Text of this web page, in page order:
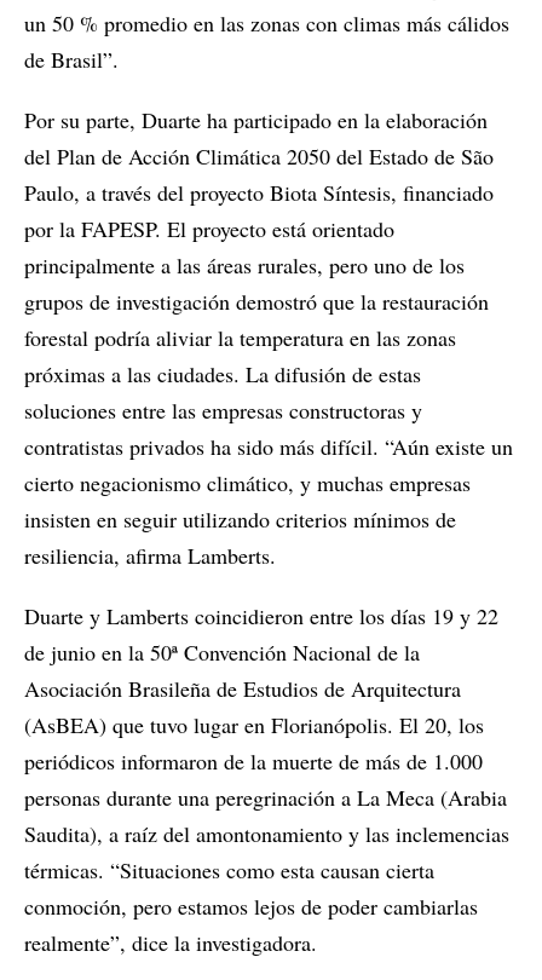
un 50 % promedio en las zonas con climas más cálidos
de Brasil”.
Por su parte, Duarte ha participado en la elaboración
del Plan de Acción Climática 2050 del Estado de São
Paulo, a través del proyecto Biota Síntesis, financiado
por la FAPESP. El proyecto está orientado
principalmente a las áreas rurales, pero uno de los
grupos de investigación demostró que la restauración
forestal podría aliviar la temperatura en las zonas
próximas a las ciudades. La difusión de estas
soluciones entre las empresas constructoras y
contratistas privados ha sido más difícil. “Aún existe un
cierto negacionismo climático, y muchas empresas
insisten en seguir utilizando criterios mínimos de
resiliencia, afirma Lamberts.
Duarte y Lamberts coincidieron entre los días 19 y 22
de junio en la 50ª Convención Nacional de la
Asociación Brasileña de Estudios de Arquitectura
(AsBEA) que tuvo lugar en Florianópolis. El 20, los
periódicos informaron de la muerte de más de 1.000
personas durante una peregrinación a La Meca (Arabia
Saudita), a raíz del amontonamiento y las inclemencias
térmicas. “Situaciones como esta causan cierta
conmoción, pero estamos lejos de poder cambiarlas
realmente”, dice la investigadora.